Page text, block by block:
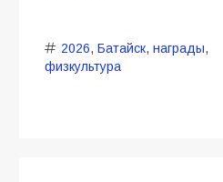
2026, Батайск, награды,
физкультура